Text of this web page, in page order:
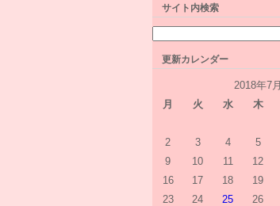
サイト内検索
更新カレンダー
2018年7月
月
火 水 木
2
3 4 5
9
10 11 12
16
17 18 19
23
24 25 26